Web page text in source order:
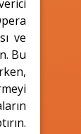
ve
Bu